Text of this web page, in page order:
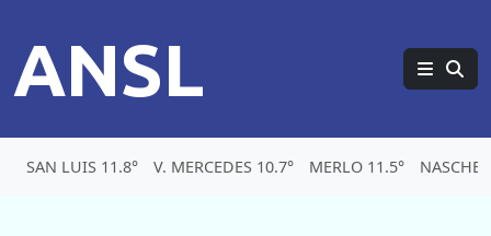
ANSL
SAN LUIS 11.8° V. MERCEDES 10.7° MERLO 11.5°